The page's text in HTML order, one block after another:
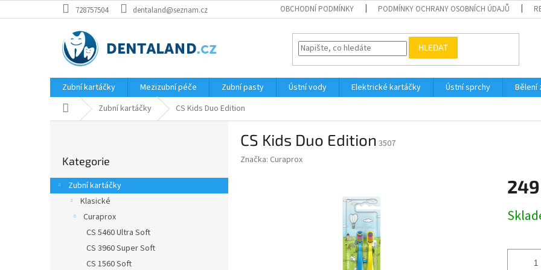
na
728757504 dentaland@seznam.cz OBCHODNÍ PODMÍNKY PODMÍNKY OCHRANY OSOBNÍCH ÚDAJŮ
HLEDAT
Zubní kartáčky Mezizubní péče Zubní pasty Ústní vody Elektrické kartáčky Ústní sprchy Bělení
Domů Zubní kartáčky CS Kids Duo Edition
r
a
kategorie
Kategorie
Zubní kartáčky
Klasické
Curaprox
CS 5460 Ultra Soft
CS 3960 Super Soft
CS 1560 Soft
CS Kids Duo Edition 3507
Značka: Curaprox
cena: